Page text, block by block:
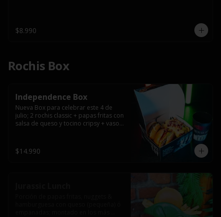
$8.990
Rochis Box
Independence Box
Nueva Box para celebrar este 4 de
julio; 2 rochis classic + papas fritas con
salsa de queso y tocino cripsy + vaso
$14.990